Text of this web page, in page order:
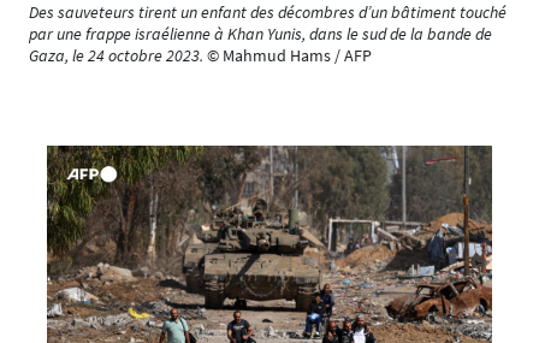
Des sauveteurs tirent un enfant des décombres d’un bâtiment touché
par une frappe israélienne à Khan Yunis, dans le sud de la bande de
Gaza, le 24 octobre 2023. © Mahmud Hams / AFP